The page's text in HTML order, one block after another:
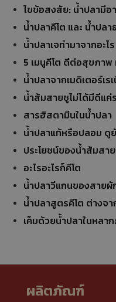
ไขข้อสงสัย: น้ำปลามีอ
น้ำปลาคีโต และ น้ำปล
น้ำปลาเจทำมาจากอะไร
5 เมนูคีโต ดีต่อสุขภาพ
น้ำปลาจากเมดิเตอร์เร
น้ำส้มสายชูไม่ได้มีดีแค่
สารฮิสตามีนในน้ำปลา
น้ำปลาแท้หรือปลอม ดูยั
ประโยชน์ของน้ำส้มส
อะไรอะไรก็คีโต
น้ำปลาวีแกนของสายผั
น้ำปลาสูตรคีโต ต่างจ
เค็มด้วยน้ำปลาในหลา
ผลิตภัณฑ์